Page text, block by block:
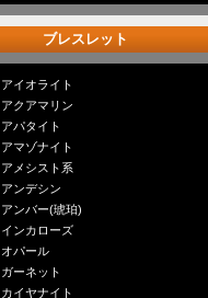
ブレスレット
アイオライト
アクアマリン
アパタイト
アマゾナイト
アメシスト系
アンデシン
アンバー(琥珀)
インカローズ
オパール
ガーネット
カイヤナイト